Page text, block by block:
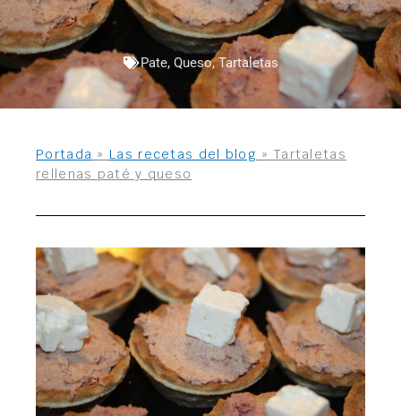
Pate, Queso,Tartaletas
Portada » Las recetas del blog » Tartaletas
rellenas paté y queso